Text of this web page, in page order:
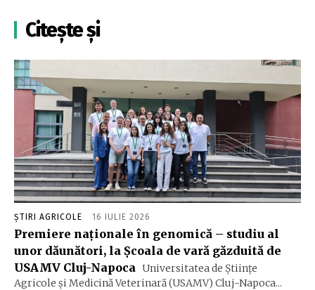
Citește și
ȘTIRI AGRICOLE 16 IULIE 2026
Premiere naționale în genomică – studiu al
unor dăunători, la Școala de vară găzduită de
USAMV Cluj-Napoca Universitatea de Științe
Agricole și Medicină Veterinară (USAMV) Cluj-Napoca...